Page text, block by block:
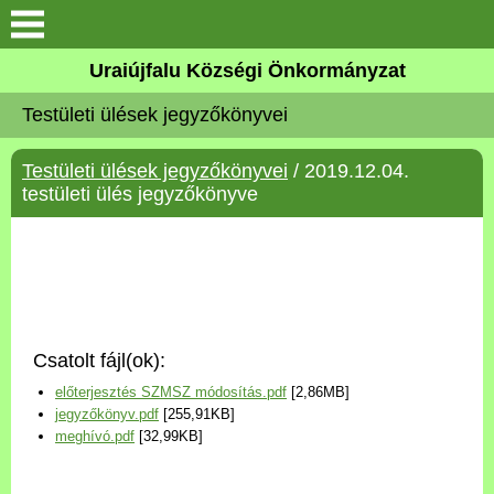
Köszöntő
Elérhetőségek
Uraiújfalu
Választási információk
Versenyképes Járások
Uraiújfalu Községi Önkormányzat
Testületi ülések jegyzőkönyvei
Testületi ülések jegyzőkönyvei / 2019.12.04.
testületi ülés jegyzőkönyve
Csatolt fájl(ok):
előterjesztés SZMSZ módosítás.pdf [2,86MB]
jegyzőkönyv.pdf [255,91KB]
meghívó.pdf [32,99KB]